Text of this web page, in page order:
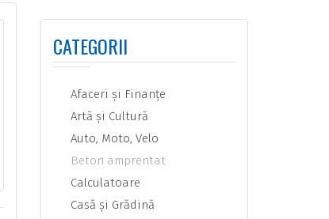
CATEGORII
Afaceri şi Finanţe
Artă şi Cultură
Auto, Moto, Velo
Beton amprentat
Calculatoare
Casă şi Grădină